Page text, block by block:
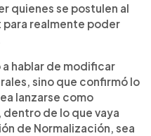
quienes se postulen al
realmente poder
a hablar de modificar
sino que confirmó lo
lanzarse como
de lo que vaya
de Normalización, sea